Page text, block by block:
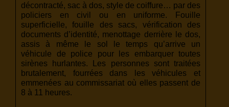
décontracté, sac à dos, style de coiffure… par des
policiers en civil ou en uniforme. Fouille
superficielle, fouille des sacs, vérification des
documents d’identité, menottage derrière le dos,
assis à même le sol le temps qu’arrive un
véhicule de police pour les embarquer toutes
sirènes hurlantes. Les personnes sont traitées
brutalement, fourrées dans les véhicules et
emmenées au commissariat où elles passent de
8 à 11 heures.